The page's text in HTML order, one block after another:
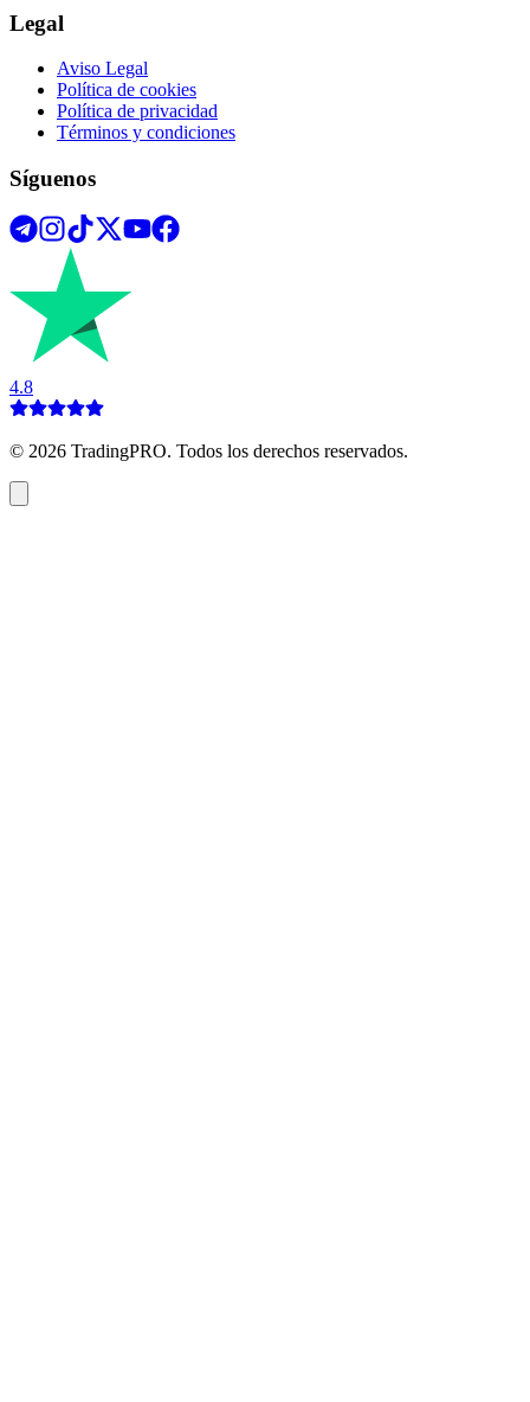
Legal
Aviso Legal
Política de cookies
Política de privacidad
Términos y condiciones
Síguenos
4.8
© 2026 TradingPRO. Todos los derechos reservados.